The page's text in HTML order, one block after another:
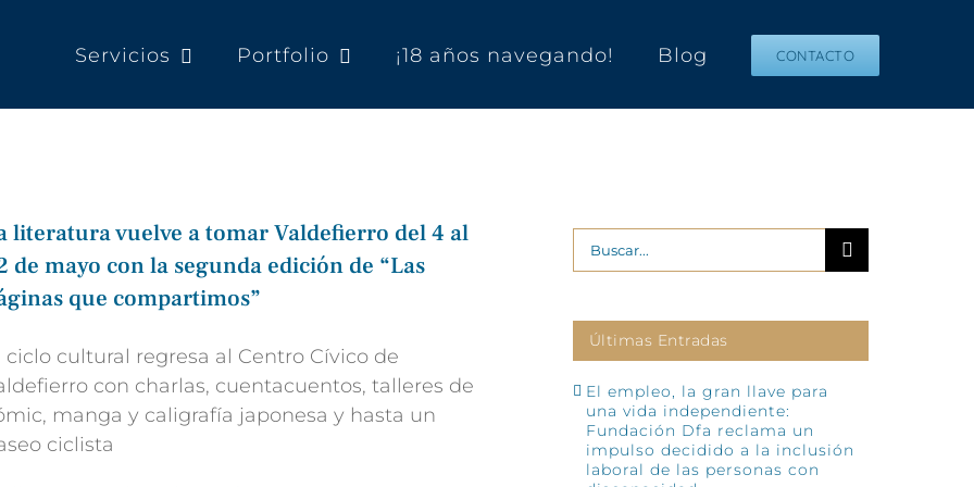
Servicios Portfolio ¡18 años navegando! Blog CONTACTO
literatura vuelve a tomar Valdefierro del 4 al
de mayo con la segunda edición de “Las
que compartimos”
ciclo cultural regresa al Centro Cívico de
con charlas, cuentacuentos, talleres de
manga y caligrafía japonesa y hasta un
ciclista
Buscar:
Últimas Entradas
El empleo, la gran llave para
una vida independiente:
Fundación Dfa reclama un
impulso decidido a la inclusión
laboral de las personas con